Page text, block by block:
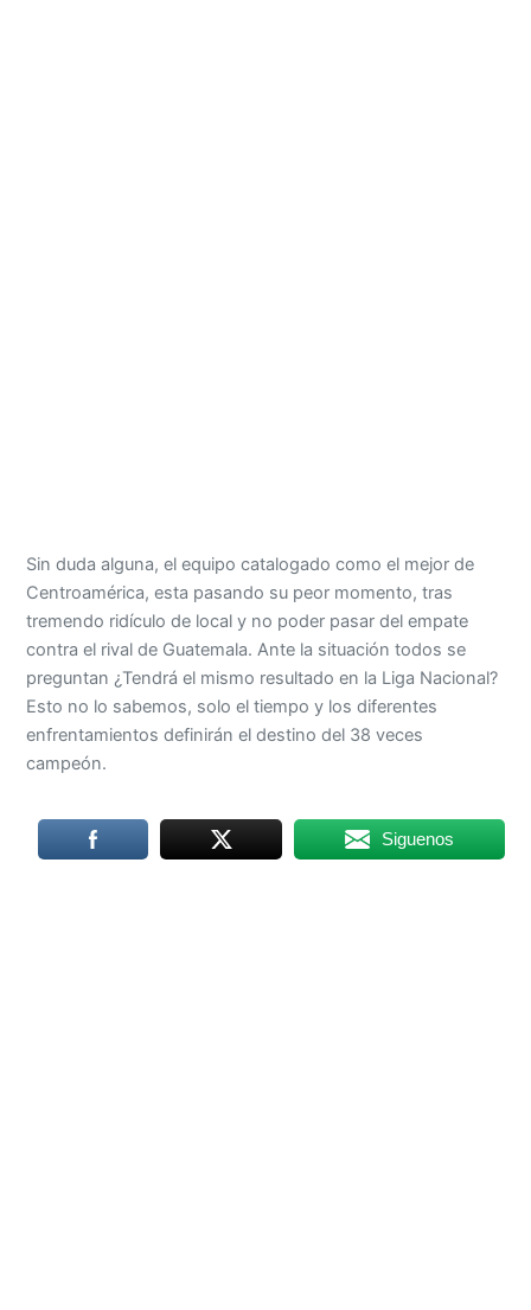
Sin duda alguna, el equipo catalogado como el mejor de
Centroamérica, esta pasando su peor momento, tras
tremendo ridículo de local y no poder pasar del empate
contra el rival de Guatemala. Ante la situación todos se
preguntan ¿Tendrá el mismo resultado en la Liga Nacional?
Esto no lo sabemos, solo el tiempo y los diferentes
enfrentamientos definirán el destino del 38 veces
campeón.
Siguenos